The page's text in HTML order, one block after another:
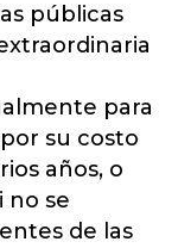
públicas
para
su costo
años, o
no se
de las